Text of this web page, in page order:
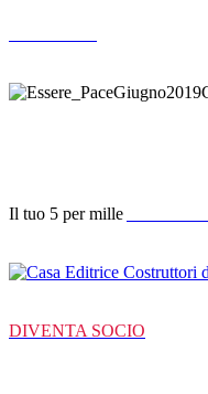
Il tuo 5 per mille
DIVENTA SOCIO